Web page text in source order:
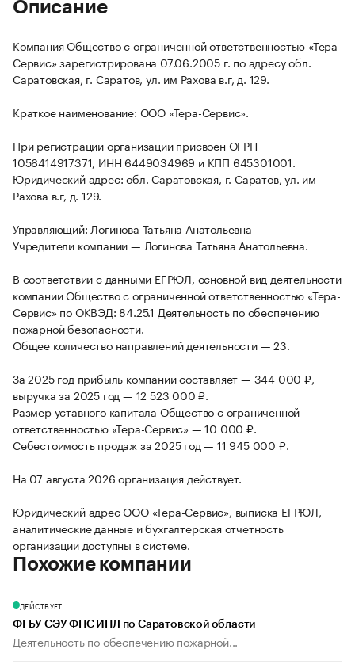
Описание
Компания Общество с ограниченной ответственностью «Тера-
Сервис» зарегистрирована 07.06.2005 г. по адресу обл.
Саратовская, г. Саратов, ул. им Рахова в.г, д. 129.
Краткое наименование: ООО «Тера-Сервис».
При регистрации организации присвоен ОГРН
1056414917371, ИНН 6449034969 и КПП 645301001.
Юридический адрес: обл. Саратовская, г. Саратов, ул. им
Рахова в.г, д. 129.
Управляющий: Логинова Татьяна Анатольевна
Учредители компании — Логинова Татьяна Анатольевна.
В соответствии с данными ЕГРЮЛ, основной вид деятельности
компании Общество с ограниченной ответственностью «Тера-
Сервис» по ОКВЭД: 84.25.1 Деятельность по обеспечению
пожарной безопасности.
Общее количество направлений деятельности — 23.
За 2025 год прибыль компании составляет — 344 000 ₽,
выручка за 2025 год — 12 523 000 ₽.
Размер уставного капитала Общество с ограниченной
ответственностью «Тера-Сервис» — 10 000 ₽.
Себестоимость продаж за 2025 год — 11 945 000 ₽.
На 07 августа 2026 организация действует.
Юридический адрес ООО «Тера-Сервис», выписка ЕГРЮЛ,
аналитические данные и бухгалтерская отчетность
организации доступны в системе.
Похожие компании
ДЕЙСТВУЕТ
ФГБУ СЭУ ФПС ИПЛ по Саратовской области
Деятельность по обеспечению пожарной...